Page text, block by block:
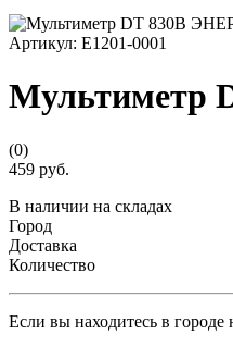
Артикул: Е1201-0001
Мультиметр
(0)
459 руб.
В наличии на складах
Город
Доставка
Количество
Если вы находитесь в городе